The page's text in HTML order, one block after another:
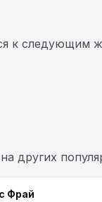
к следующим
других
Фрай